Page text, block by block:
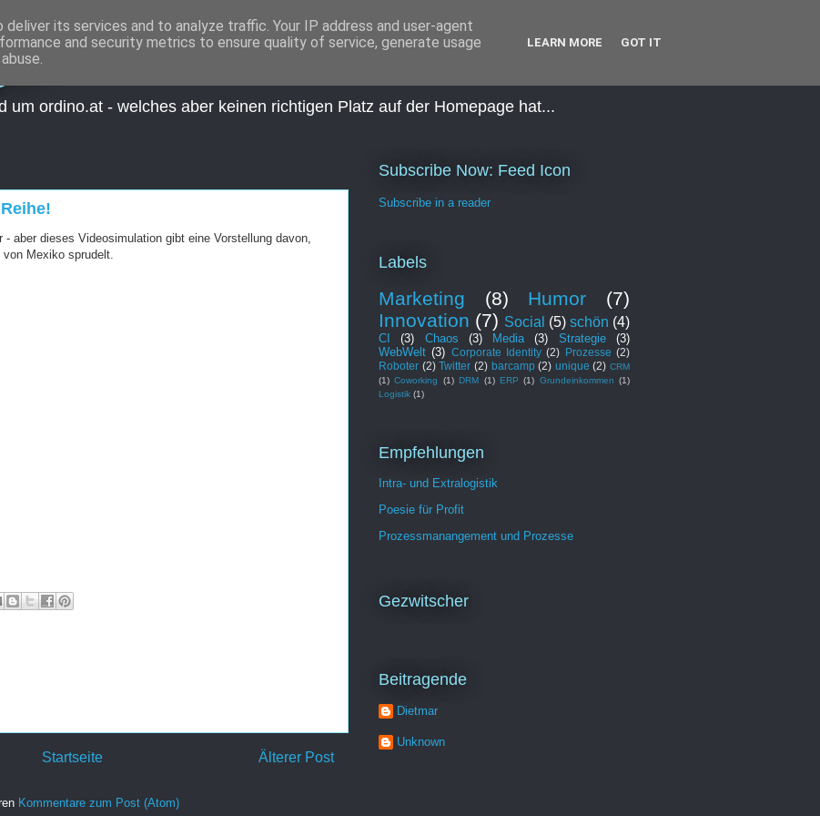
um ordino.at - welches aber keinen richtigen Platz auf der Homepage hat...
aber dieses Videosimulation gibt eine Vorstellung davon,
Mexiko sprudelt.
Älterer Post
Startseite
Kommentare zum Post (Atom)
Subscribe Now: Feed Icon
Subscribe in a reader
Labels
Marketing (8) Humor
(7)
Innovation (7) Social (5) schön (4)
CI (3) Chaos (3) Media (3) Strategie
(3)
WebWelt (3) Corporate Identity (2) Prozesse (2)
Roboter (2) Twitter (2) barcamp (2) unique (2) CRM
(1) Coworking (1) DRM (1) ERP (1) Grundeinkommen (1)
Logistik (1)
Empfehlungen
Intra- und Extralogistik
Poesie für Profit
Prozessmanangement und Prozesse
Gezwitscher
Beitragende
Dietmar
Unknown
its services and to analyze traffic. Your IP address and user-agent
and security metrics to ensure quality of service, generate usage
LEARN MORE GOT IT